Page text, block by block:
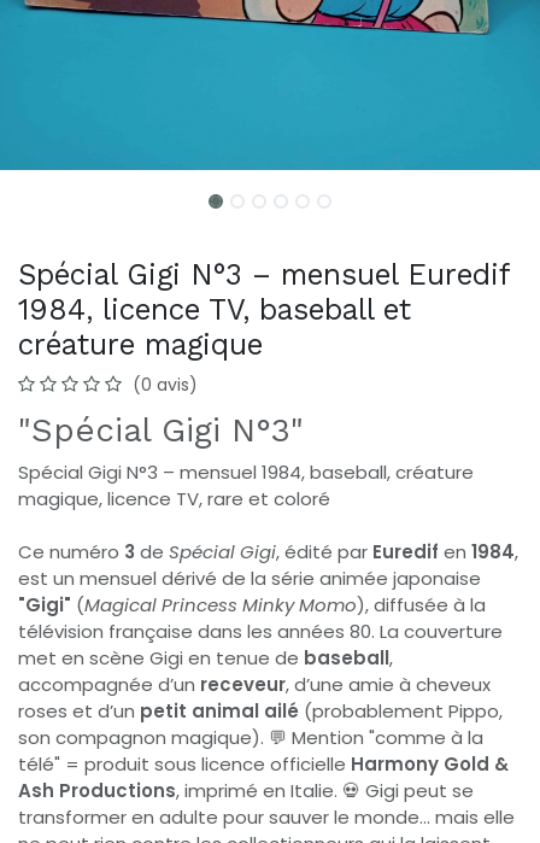
Spécial Gigi N°3 – mensuel Euredif
1984, licence TV, baseball et
créature magique
(0 avis)
"Spécial Gigi N°3"
Spécial Gigi N°3 – mensuel 1984, baseball, créature
magique, licence TV, rare et coloré
Ce numéro 3 de Spécial Gigi, édité par Euredif en 1984,
est un mensuel dérivé de la série animée japonaise
"Gigi" (Magical Princess Minky Momo), diffusée à la
télévision française dans les années 80. La couverture
met en scène Gigi en tenue de baseball,
accompagnée d’un receveur, d’une amie à cheveux
roses et d’un petit animal ailé (probablement Pippo,
son compagnon magique). 💬 Mention "comme à la
télé" = produit sous licence officielle Harmony Gold &
Ash Productions, imprimé en Italie. 💀 Gigi peut se
transformer en adulte pour sauver le monde… mais elle